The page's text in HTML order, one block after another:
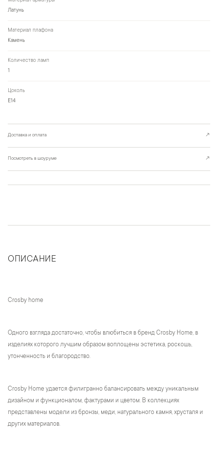
Латунь
Материал плафона
Камень
Количество ламп
1
Цоколь
Е14
Доставка и оплата ↗
Посмотреть в шоуруме ↗
ОПИСАНИЕ
Crosby home
Одного взгляда достаточно, чтобы влюбиться в бренд Crosby Home, в
изделиях которого лучшим образом воплощены эстетика, роскошь,
утонченность и благородство.
Crosby Home удается филигранно балансировать между уникальным
дизайном и функционалом, фактурами и цветом. В коллекциях
представлены модели из бронзы, меди, натурального камня, хрусталя и
других материалов.